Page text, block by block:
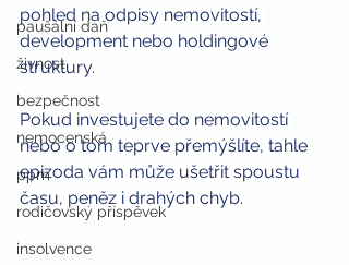
paušální daň
živnost
bezpečnost
nemocenská
ppm
rodičovský příspěvek
insolvence
pohled na odpisy nemovitostí,
development nebo holdingové
struktury.
Pokud investujete do nemovitostí
nebo o tom teprve přemýšlíte, tahle
epizoda vám může ušetřit spoustu
času, peněz i drahých chyb.